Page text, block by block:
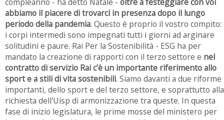
compleanno - ha detto Natale - oltre a festeggiare con voi
abbiamo il piacere di trovarci in presenza dopo il lungo
periodo della pandemia. Questo è proprio il vostro compito:
i corpi intermedi sono impegnati tutti i giorni ad arginare
solitudini e paure. Rai Per la Sostenibilità - ESG ha per
mandato la creazione di rapporti con il terzo settore e nel
contratto di servizio Rai c’è un importante riferimento allo
sport e a stili di vita sostenibili. Siamo davanti a due riforme
importanti, dello sport e del terzo settore, e soprattutto alla
richiesta dell'Uisp di armonizzazione tra queste. In questa
fase di inizio legislatura, le prime mosse del ministero per